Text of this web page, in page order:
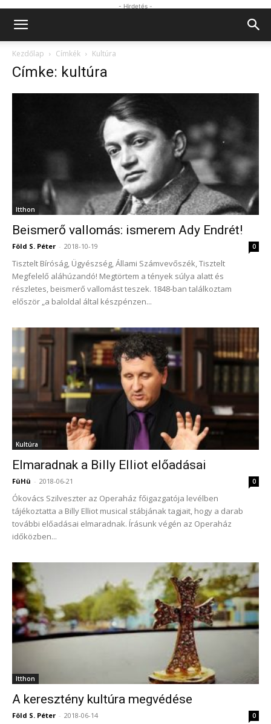
- Hirdetés -
Kezdőlap Címkék Kultúra
Címke: kultúra
Itthon
Beismerő vallomás: ismerem Ady Endrét!
Föld S. Péter - 2018-10-19 0
Tisztelt Bíróság, Ügyészség, Állami Számvevőszék, Tisztelt
Megfelelő aláhúzandó! Megtörtem a tények súlya alatt és
részletes, beismerő vallomást teszek. 1848-ban találkoztam
először „a baloldal által készpénzen...
Kultúra
Elmaradnak a Billy Elliot előadásai
FüHü - 2018-06-21 0
Ókovács Szilveszter az Operaház főigazgatója levélben
tájékoztatta a Billy Elliot musical stábjának tagjait, hogy a darab
további előadásai elmaradnak. Írásunk végén az Operaház
időközben...
Itthon
A keresztény kultúra megvédése
Föld S. Péter - 2018-06-14 0